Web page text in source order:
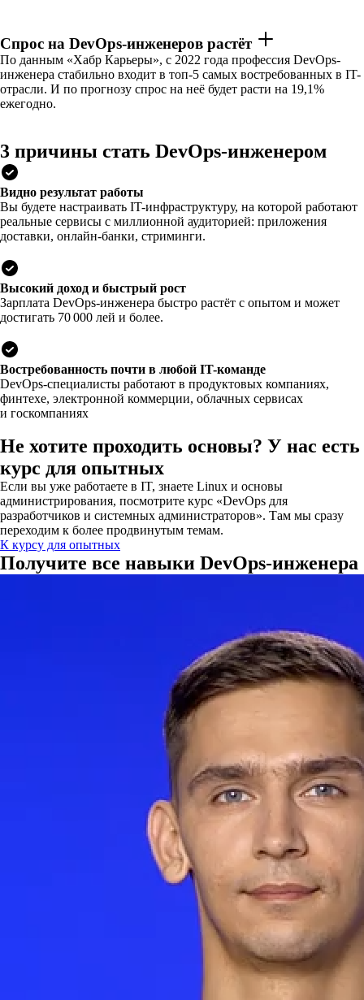
Спрос на DevOps-инженеров растёт
По данным «Хабр Карьеры», с 2022 года профессия DevOps-
инженера стабильно входит в топ-5 самых востребованных в IT-
отрасли. И по прогнозу спрос на неё будет расти на 19,1%
ежегодно.
3 причины стать DevOps-инженером
Видно результат работы
Вы будете настраивать IT-инфраструктуру, на которой работают
реальные сервисы с миллионной аудиторией: приложения
доставки, онлайн-банки, стриминги.
Высокий доход и быстрый рост
Зарплата DevOps-инженера быстро растёт с опытом и может
достигать 70 000 лей и более.
Востребованность почти в любой IT-команде
DevOps-специалисты работают в продуктовых компаниях,
финтехе, электронной коммерции, облачных сервисах
и госкомпаниях
Не хотите проходить основы? У нас есть
курс для опытных
Если вы уже работаете в IT, знаете Linux и основы
администрирования, посмотрите курс «DevOps для
разработчиков и системных администраторов». Там мы сразу
переходим к более продвинутым темам.
К курсу для опытных
Получите все навыки DevOps-инженера